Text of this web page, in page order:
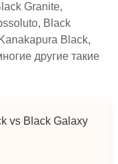
Granite,
Black
Black,
другие такие
vs Black Galaxy